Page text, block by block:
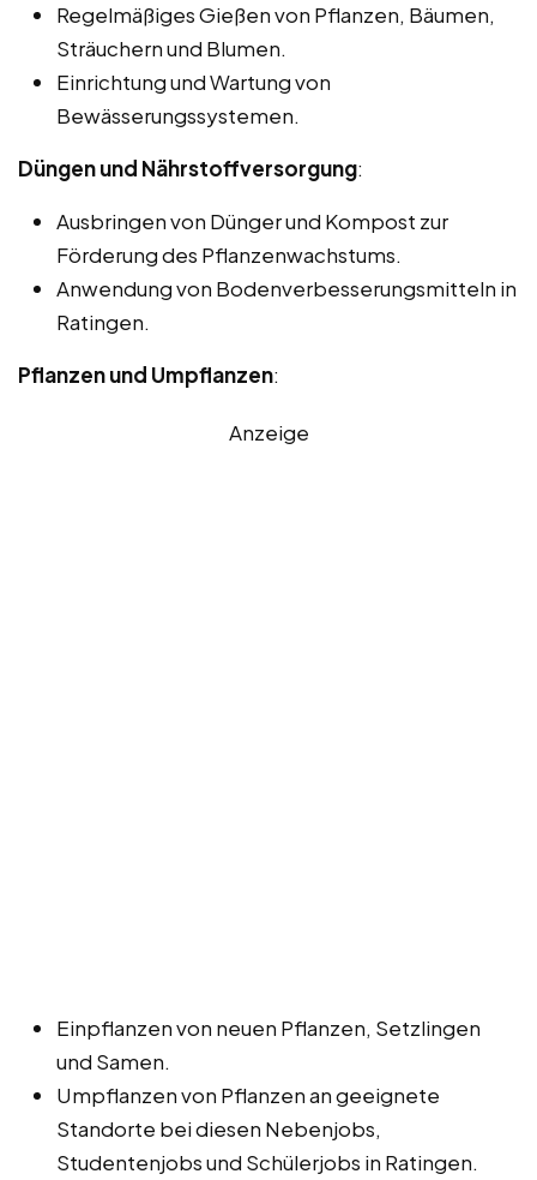
Regelmäßiges Gießen von Pflanzen, Bäumen,
Sträuchern und Blumen.
Einrichtung und Wartung von
Bewässerungssystemen.
Düngen und Nährstoffversorgung:
Ausbringen von Dünger und Kompost zur
Förderung des Pflanzenwachstums.
Anwendung von Bodenverbesserungsmitteln in
Ratingen.
Pflanzen und Umpflanzen:
Anzeige
Einpflanzen von neuen Pflanzen, Setzlingen
und Samen.
Umpflanzen von Pflanzen an geeignete
Standorte bei diesen Nebenjobs,
Studentenjobs und Schülerjobs in Ratingen.